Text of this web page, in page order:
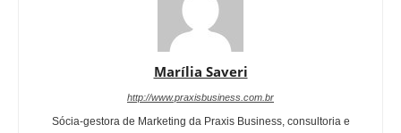
Marília Saveri
http://www.praxisbusiness.com.br
Sócia-gestora de Marketing da Praxis Business, consultoria e